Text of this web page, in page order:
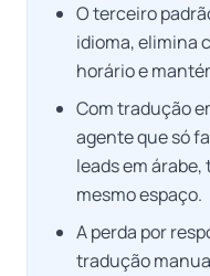
O terceiro
idioma, elimina
horário e
Com tradução
agente que só
leads em
mesmo espaço.
A perda por
tradução